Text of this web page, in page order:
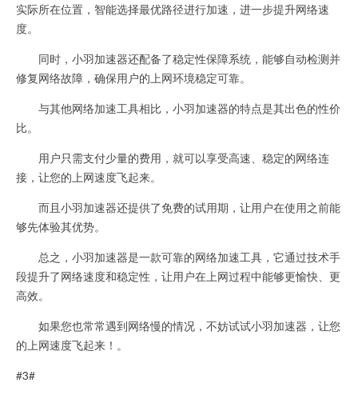
实际所在位置，智能选择最优路径进行加速，进一步提升网络速
度。
同时，小羽加速器还配备了稳定性保障系统，能够自动检测并
修复网络故障，确保用户的上网环境稳定可靠。
与其他网络加速工具相比，小羽加速器的特点是其出色的性价
比。
用户只需支付少量的费用，就可以享受高速、稳定的网络连
接，让您的上网速度飞起来。
而且小羽加速器还提供了免费的试用期，让用户在使用之前能
够先体验其优势。
总之，小羽加速器是一款可靠的网络加速工具，它通过技术手
段提升了网络速度和稳定性，让用户在上网过程中能够更愉快、更
高效。
如果您也常常遇到网络慢的情况，不妨试试小羽加速器，让您
的上网速度飞起来！。
#3#